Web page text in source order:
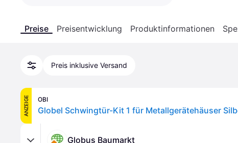
Preise Preisentwicklung Produktinformationen
Preis inklusive Versand
ANZEIGE OBI
Globel Schwingtür-Kit 1 für Metallgerätehäuser
Globus Baumarkt